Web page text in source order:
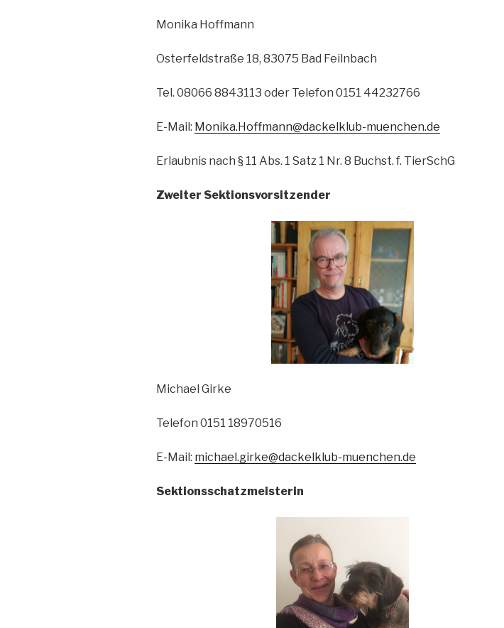
Monika Hoffmann
Osterfeldstraße 18, 83075 Bad Feilnbach
Tel. 08066 8843113 oder Telefon 0151 44232766
E-Mail: Monika.Hoffmann@dackelklub-muenchen.de
Erlaubnis nach § 11 Abs. 1 Satz 1 Nr. 8 Buchst. f. TierSchG
Zweiter Sektionsvorsitzender
Michael Girke
Telefon 0151 18970516
E-Mail: michael.girke@dackelklub-muenchen.de
Sektionsschatzmeisterin